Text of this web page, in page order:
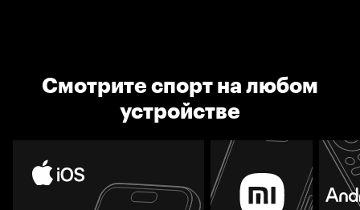
Смотрите спорт на любом
устройстве